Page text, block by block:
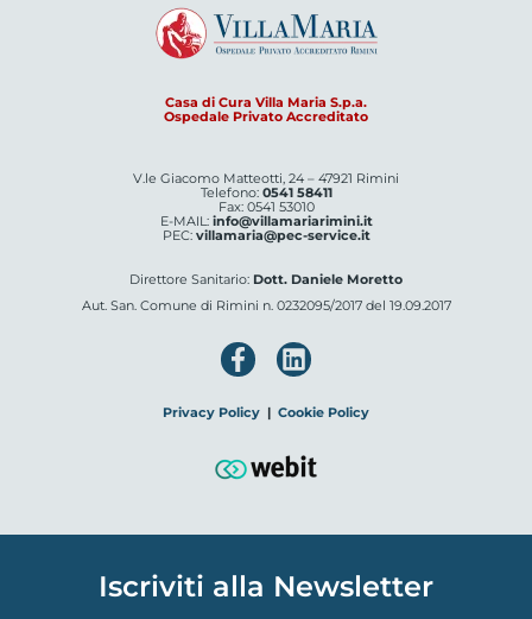
Casa di Cura Villa Maria S.p.a.
Ospedale Privato Accreditato
V.le Giacomo Matteotti, 24 – 47921 Rimini
Telefono: 0541 58411
Fax: 0541 53010
E-MAIL: info@villamariarimini.it
PEC: villamaria@pec-service.it
Direttore Sanitario: Dott. Daniele Moretto
Aut. San. Comune di Rimini n. 0232095/2017 del 19.09.2017
Privacy Policy | Cookie Policy
Iscriviti alla Newsletter